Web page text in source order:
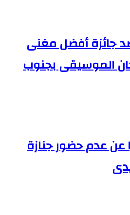
جائزة أفضل مغنى
الموسيقى بجنوب
عن عدم حضور جنازة